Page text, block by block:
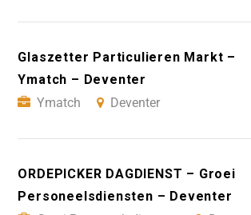
Glaszetter Particulieren Markt –
Ymatch – Deventer
Ymatch
Deventer
ORDEPICKER DAGDIENST – Groei
Personeelsdiensten – Deventer